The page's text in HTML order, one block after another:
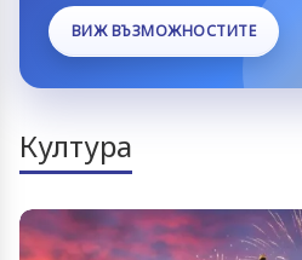
ВИЖ ВЪЗМОЖНОСТИТЕ
Култура